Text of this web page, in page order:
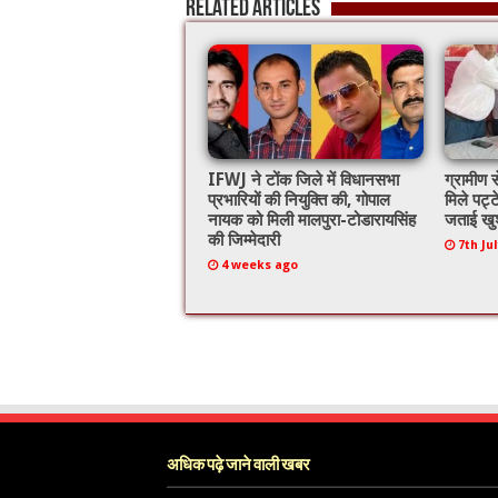
Related Articles
IFWJ ने टोंक जिले में विधानसभा
प्रभारियों की नियुक्ति की, गोपाल
नायक को मिली मालपुरा-टोडारायसिंह
की जिम्मेदारी
4 weeks ago
ग्रामीण
मिले
जताई
7th
अधिक पढ़े जाने वाली खबर